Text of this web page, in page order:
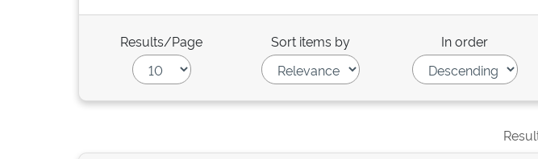
Results/Page Sort items by In order